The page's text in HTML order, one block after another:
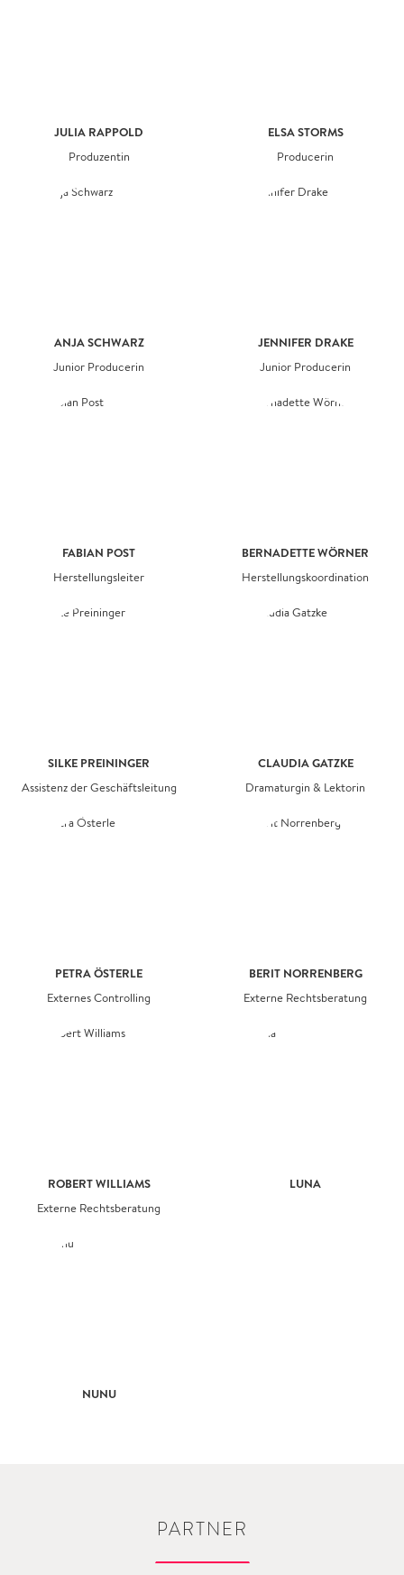
JULIA RAPPOLD
Produzentin
ELSA STORMS
Producerin
ANJA SCHWARZ
Junior Producerin
JENNIFER DRAKE
Junior Producerin
FABIAN POST
Herstellungsleiter
BERNADETTE WÖRNER
Herstellungskoordination
SILKE PREININGER
Assistenz der Geschäftsleitung
CLAUDIA GATZKE
Dramaturgin & Lektorin
PETRA ÖSTERLE
Externes Controlling
BERIT NORRENBERG
Externe Rechtsberatung
ROBERT WILLIAMS
Externe Rechtsberatung
LUNA
NUNU
PARTNER